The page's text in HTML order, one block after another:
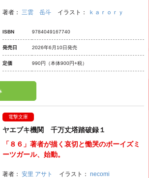
著者： 三雲 岳斗 イラスト： ｋａｒｏｒｙ
ISBN 9784049167740
発売日 2026年6月10日発売
定価 990円 （本体900円+税）
電撃文庫
ヤエブキ機関 千万丈塔踏破録１
「８６」著者が描く哀切と慟哭のボーイズミ
ーツガール、始動。
著者： 安里 アサト イラスト： necomi